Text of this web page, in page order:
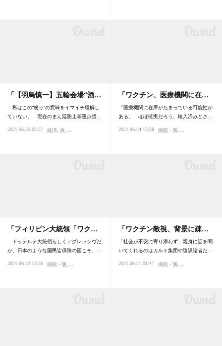
「【羽鳥慎一】五輪会場“酒…
私はこの“怒り”の意味をイマイチ理解し
ていない。 現在のまん延防止等重点措…
2021.06.25 02:27 経済 政治 パンデミック ウイルス
「ワクチン、医療機関に在…
「医療機関に在庫がたまっている可能性が
ある」 ほぼ確実だろう。輸入済みとさ…
2021.06.24 15:28 病
院・医療
「フィリピン大統領「ワク…
ドゥテルテ大統領らしくアグレッシヴだ
が、日本のような国民皆保険の国こそ、…
2021.06.22 15:26 病
院・医療 パンデミック 社会 ウイルス
「ワクチン敵視、背景に疎…
「社会が不安に寄り添わず、親身に話を聞
いてくれるのはカルト集団や陰謀論者だ…
2021.06.21 01:47 病
院・医療